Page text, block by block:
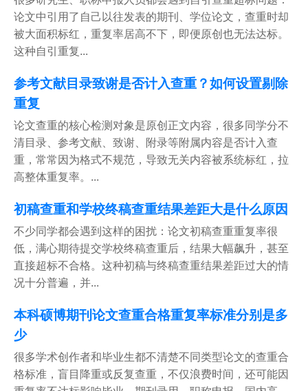
论文中引用了自己以往发表的期刊、学位论文，查重时却
被大面积标红，重复率居高不下，即便原创也无法达标。
这种自引重复...
参考文献目录致谢是否计入查重？如何设置剔除
重复
论文查重的核心检测对象是原创正文内容，很多同学分不
清目录、参考文献、致谢、附录等附属内容是否计入查
重，常常因为格式不规范，导致无关内容被系统标红，拉
高整体重复率。...
初稿查重和学校终稿查重结果差距大是什么原因
不少同学都会遇到这样的困扰：论文初稿查重重复率很
低，满心期待提交学校终稿查重后，结果大幅飙升，甚至
直接超标不合格。这种初稿与终稿查重结果差距过大的情
况十分普遍，并...
本科硕博期刊论文查重合格重复率标准分别是多
少
很多学术创作者和毕业生都不清楚不同类型论文的查重合
格标准，盲目降重或反复查重，不仅浪费时间，还可能因